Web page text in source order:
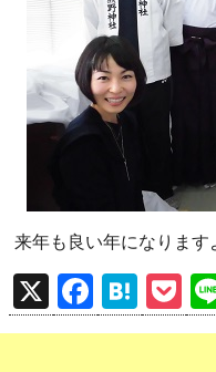
来年も良い年になります
X
F
a
H
at
P
o